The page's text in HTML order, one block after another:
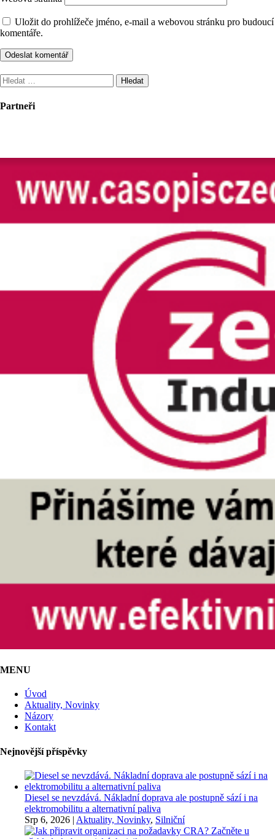
Uložit do prohlížeče jméno, e-mail a webovou stránku pro budoucí
komentáře.
Vyhledávání
Partneři
MENU
Úvod
Aktuality, Novinky
Názory
Kontakt
Nejnovější příspěvky
Diesel se nevzdává. Nákladní doprava ale postupně sází i na
elektromobilitu a alternativní paliva
Srp 6, 2026 | Aktuality, Novinky, Silniční